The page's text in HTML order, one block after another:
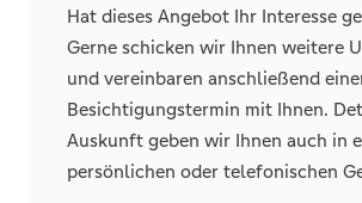
Einwohnern die zweitgrößte Stadt
Münsterland. Direkt an der Ems
sie sich über eine Fläche von 145
der ansonsten nur durch kleinere
geprägten ländlichen Region ist
funktional bedeutendste Stadt im
Hat dieses Angebot Ihr Interesse
Gerne schicken wir Ihnen weitere
und vereinbaren anschließend
Besichtigungstermin mit Ihnen.
Auskunft geben wir Ihnen auch in
persönlichen oder telefonischen